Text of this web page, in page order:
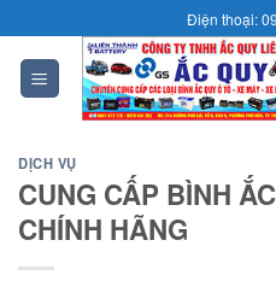
to
content
Điện thoại:
DỊCH VỤ
CUNG CẤP BÌNH
CHÍNH HÃNG